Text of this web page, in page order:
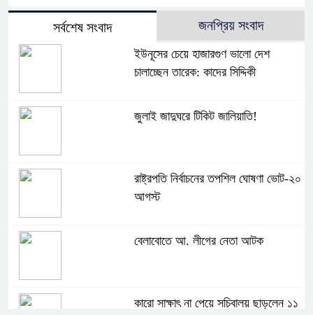
সর্বশেষ সংবাদ জনপ্রিয় সংবাদ
ইউনূসের চেয়ে হাজারগুণ ভালো দেশ
চালাচ্ছেন তারেক: কাদের সিদ্দিকী
জুলাই জাদুঘরে টিকিট জালিয়াতি!
রাষ্ট্রপতি নির্বাচনের তপশিল ঘোষণা ভোট-২০
আগস্ট
বেলাবোতে আ. লীগের নেতা আটক
কারো সাক্ষাৎ না পেয়ে সচিবালয় ছাড়লেন ১১